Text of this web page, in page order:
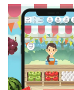
します。
保存方法 冷蔵庫
【お願い・ご注意
・生鮮食品のた
します。